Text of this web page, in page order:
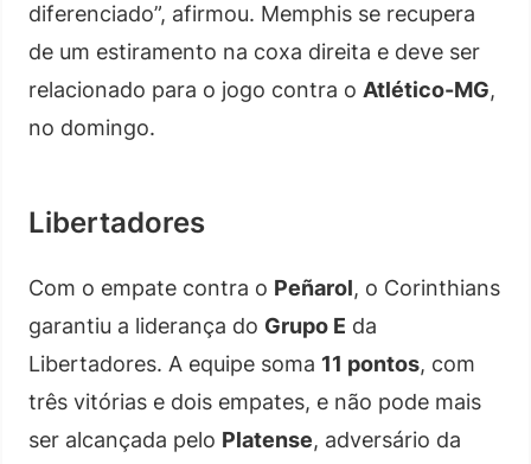
diferenciado”, afirmou. Memphis se recupera
de um estiramento na coxa direita e deve ser
relacionado para o jogo contra o Atlético-MG,
no domingo.
Libertadores
Com o empate contra o Peñarol, o Corinthians
garantiu a liderança do Grupo E da
Libertadores. A equipe soma 11 pontos, com
três vitórias e dois empates, e não pode mais
ser alcançada pelo Platense, adversário da